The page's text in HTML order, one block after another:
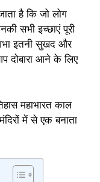
है कि जो लोग
सभी इच्छाएं पूरी
इतनी सुखद और
दोबारा आने के लिए
महाभारत काल
में से एक बनाता